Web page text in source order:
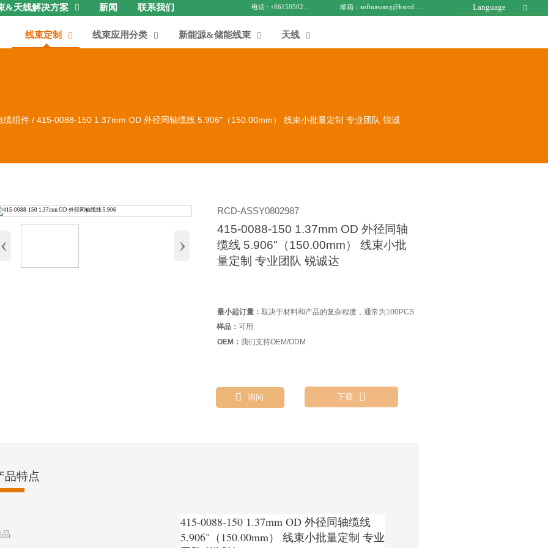
&天线解决方案  新闻 联系我们 Language 
线束定制  线束应用分类  新能源&储能线束  天线 
缆组件/ 415-0088-150 1.37mm OD 外径同轴缆线 5.906"（150.00mm） 线束小批量定制 专业团队 锐诚
‹ ›
RCD-ASSY0802987
415-0088-150 1.37mm OD 外径同轴
缆线 5.906"（150.00mm） 线束小批
量定制 专业团队 锐诚达
最小起订量： 取决于材料和产品的复杂程度，通常为100PCS
样品：可用
OEM： 我们支持OEM/ODM
 询问 下载 
品特点
品
415-0088-150 1.37mm OD 外径同轴缆线
5.906"（150.00mm） 线束小批量定制 专业